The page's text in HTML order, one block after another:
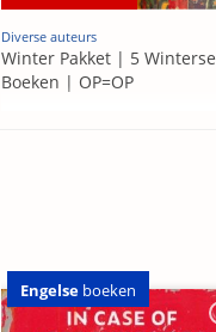
Diverse auteurs
Winter Pakket | 5 Winterse
Boeken | OP=OP
Engelse boeken